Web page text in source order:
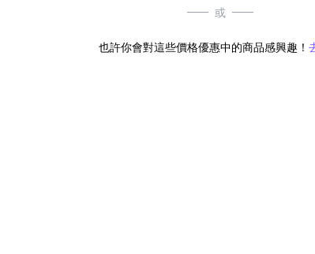
或
也許你會對這些價格優惠中的商品感興趣！